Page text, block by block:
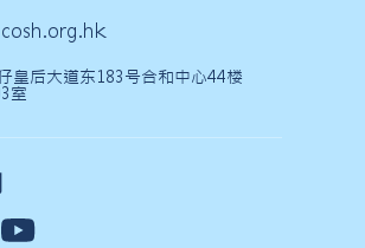
皇后大道东183号合和中心44楼
室